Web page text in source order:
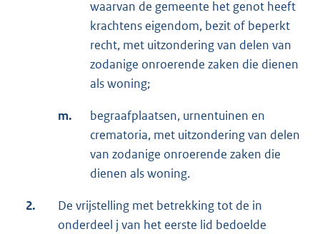
waarvan de gemeente het genot heeft
krachtens eigendom, bezit of beperkt
recht, met uitzondering van delen van
zodanige onroerende zaken die dienen
als woning;
m.
begraafplaatsen, urnentuinen en
crematoria, met uitzondering van delen
van zodanige onroerende zaken die
dienen als woning.
2.
De vrijstelling met betrekking tot de in
onderdeel j van het eerste lid bedoelde